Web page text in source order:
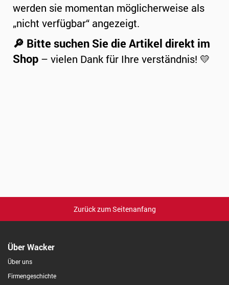
werden sie momentan möglicherweise als
„nicht verfügbar“ angezeigt.
🔎 Bitte suchen Sie die Artikel direkt im
Shop – vielen Dank für Ihre verständnis! 💛
Zurück zum Seitenanfang
Über Wacker
Über uns
Firmengeschichte